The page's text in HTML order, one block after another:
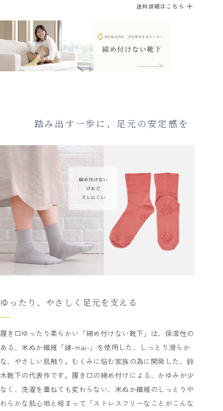
送料詳細はこちら
踏み出す一歩に、足元の安定感を
ゆったり、やさしく足元を支える
履き口ゆったり柔らかい「締め付けない靴下」は、保湿性の
ある、米ぬか繊維「䋛-mai-」を使用した、しっとり滑らか
な、やさしい肌触り。むくみに悩む家族の為に開発した、鈴
木靴下の代表作です。履き口の締め付けによる、かゆみが少
なく、洗濯を重ねても変わらない、米ぬか繊維のしっとりや
わらかな肌心地と相まって「ストレスフリーなことがこんな